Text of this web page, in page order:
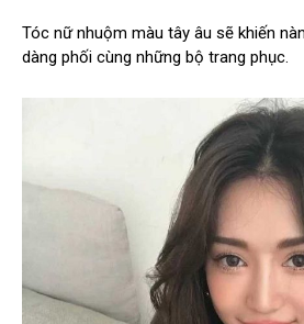
Tóc nữ nhuộm màu tây âu sẽ khiến
dàng phối cùng những bộ trang phục.